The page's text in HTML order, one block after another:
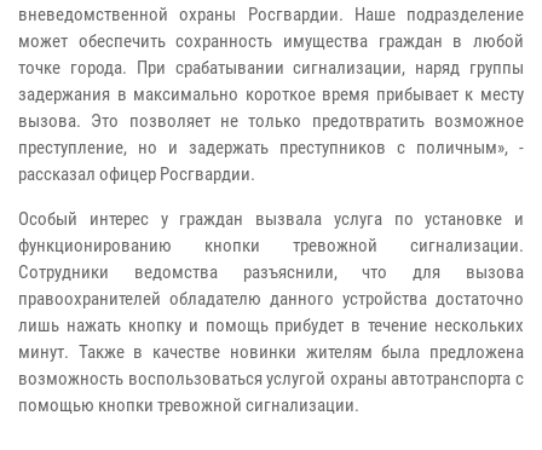
вневедомственной охраны Росгвардии. Наше подразделение
может обеспечить сохранность имущества граждан в любой
точке города. При срабатывании сигнализации, наряд группы
задержания в максимально короткое время прибывает к месту
вызова. Это позволяет не только предотвратить возможное
преступление, но и задержать преступников с поличным», -
рассказал офицер Росгвардии.
Особый интерес у граждан вызвала услуга по установке и
функционированию кнопки тревожной сигнализации.
Сотрудники ведомства разъяснили, что для вызова
правоохранителей обладателю данного устройства достаточно
лишь нажать кнопку и помощь прибудет в течение нескольких
минут. Также в качестве новинки жителям была предложена
возможность воспользоваться услугой охраны автотранспорта с
помощью кнопки тревожной сигнализации.